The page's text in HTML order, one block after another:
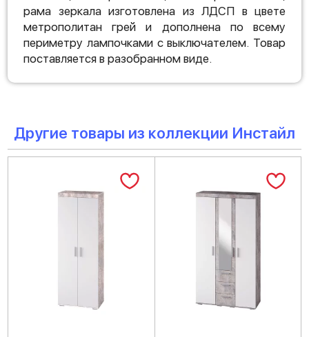
рама зеркала изготовлена из ЛДСП в цвете
метрополитан грей и дополнена по всему
периметру лампочками с выключателем. Товар
поставляется в разобранном виде.
Другие товары из коллекции Инстайл